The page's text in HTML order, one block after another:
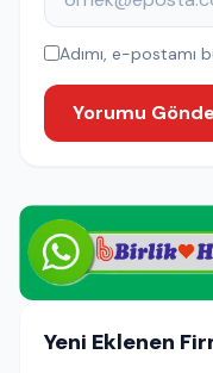
Adımı, e-postamı
Yorumu
Yeni Eklenen